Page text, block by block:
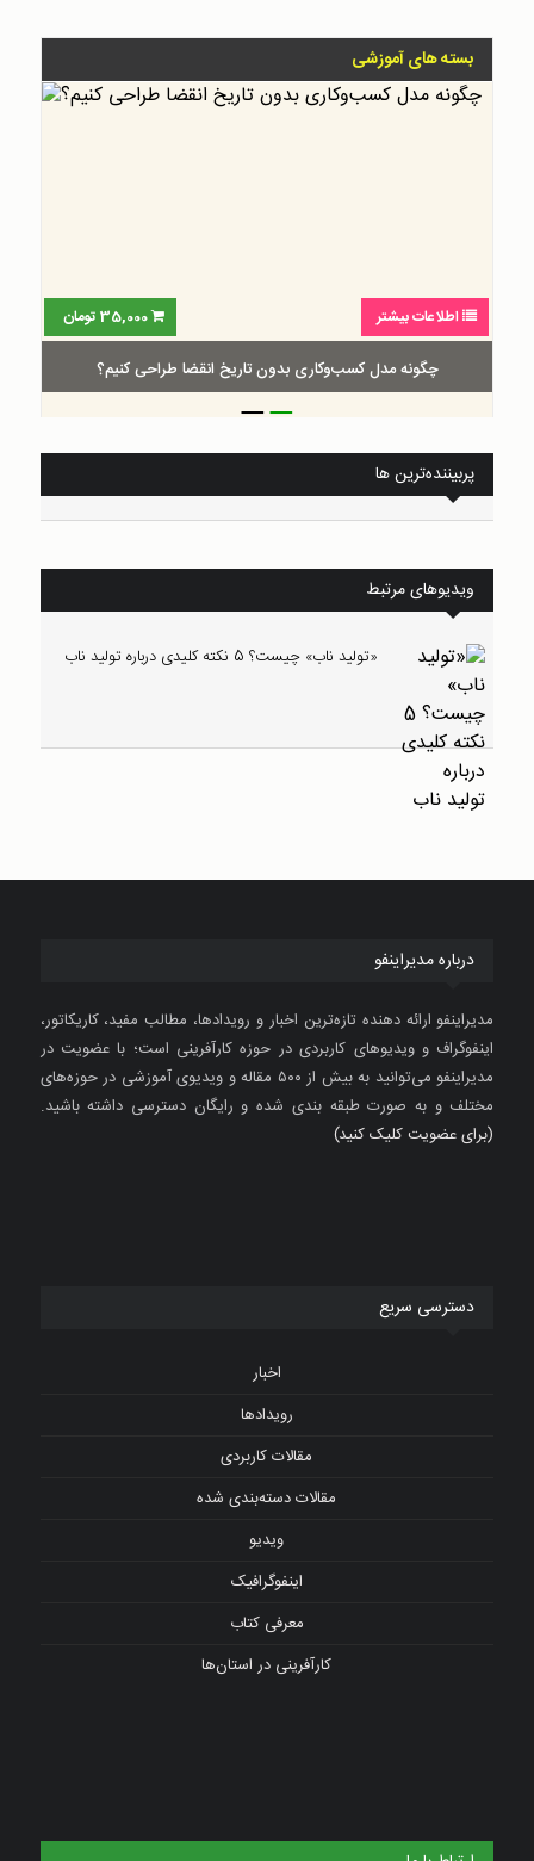
بسته های آموزشی
اطلاعات بیشتر 35,000 تومان
چگونه مدل کسب‌و‌کاری بدون تاریخ انقضا طراحی کنیم؟
__
پربیننده‌ترین ها
ویدیوهای مرتبط
«تولید ناب» چیست؟ 5 نکته کلیدی درباره تولید ناب
درباره مدیراینفو
مدیراینفو ارائه دهنده تازه‌ترین اخبار و رویدادها، مطالب مفید، کاریکاتور،
اینفوگراف و ویدیوهای کاربردی در حوزه کارآفرینی است؛ با عضویت در
مدیراینفو می‌توانید به بیش از ۵۰۰ مقاله و ویدیوی آموزشی در حوزه‌های
مختلف و به صورت طبقه بندی شده و رایگان دسترسی داشته باشید.
(برای عضویت کلیک کنید)
دسترسی سریع
اخبار
رویدادها
مقالات کاربردی
مقالات دسته‌بندی شده
ویدیو
اینفوگرافیک
معرفی کتاب
کارآفرینی در استان‌ها